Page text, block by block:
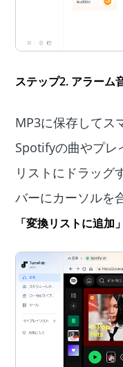
ステップ2. アラーム
MP3に保存してス
Spotifyの曲やプレ
リストにドラッグ
バーにカーソルを
「変換リストに追加」